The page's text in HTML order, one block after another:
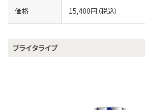
価格 15,400円（税込）
ブライタライブ